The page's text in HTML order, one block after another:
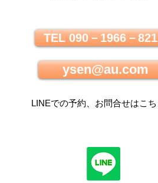
TEL 090－1966－
ysen@au.com
LINEでの予約、お問合せはこ